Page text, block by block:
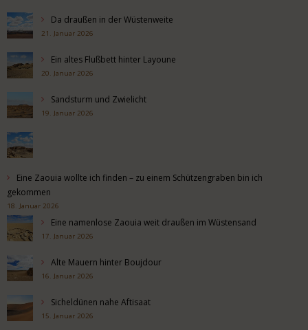
Da draußen in der Wüstenweite
21. Januar 2026
Ein altes Flußbett hinter Layoune
20. Januar 2026
Sandsturm und Zwielicht
19. Januar 2026
Eine Zaouia wollte ich finden – zu einem Schützengraben bin ich
gekommen
18. Januar 2026
Eine namenlose Zaouia weit draußen im Wüstensand
17. Januar 2026
Alte Mauern hinter Boujdour
16. Januar 2026
Sicheldünen nahe Aftisaat
15. Januar 2026